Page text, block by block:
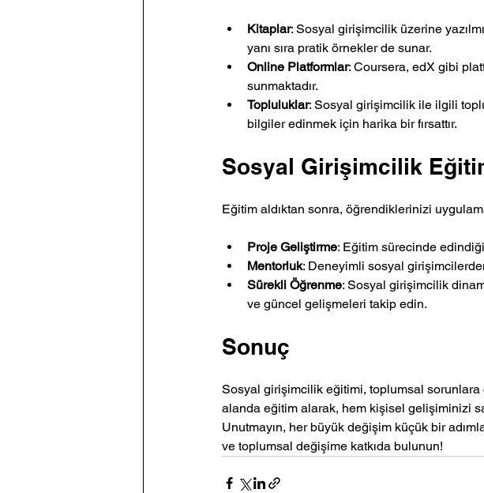
Kitaplar: Sosyal girişimcilik üzerine
yanı sıra pratik örnekler de sunar.
Online Platformlar: Coursera, edX gibi
sunmaktadır.
Topluluklar: Sosyal girişimcilik ile ilgili
bilgiler edinmek için harika bir fırsattır.
Sosyal Girişimcilik
Eğitim aldıktan sonra, öğrendiklerinizi
Proje Geliştirme: Eğitim sürecinde
Mentorluk: Deneyimli sosyal
Sürekli Öğrenme: Sosyal girişimcilik
ve güncel gelişmeleri takip edin.
Sonuç
Sosyal girişimcilik eğitimi, toplumsal sorunlara
alanda eğitim alarak, hem kişisel gelişiminizi
Unutmayın, her büyük değişim küçük bir
ve toplumsal değişime katkıda bulunun!